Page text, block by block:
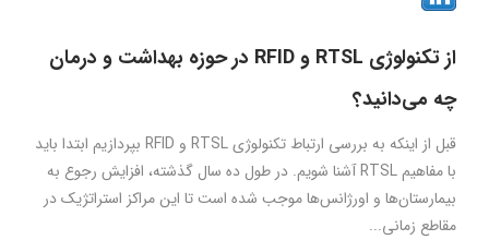
از تکنولوژی RTSL و RFID در حوزه بهداشت و درمان
چه می‌دانید؟
قبل از اینکه به بررسی ارتباط تکنولوژی RTSL و RFID بپردازیم ابتدا باید
با مفاهیم RTSL آشنا شویم. در طول ده سال گذشته، افزایش رجوع به
بیمارستان‌ها و اورژانس‌ها موجب شده است تا این مراکز استراتژیک در
مقاطع زمانی...